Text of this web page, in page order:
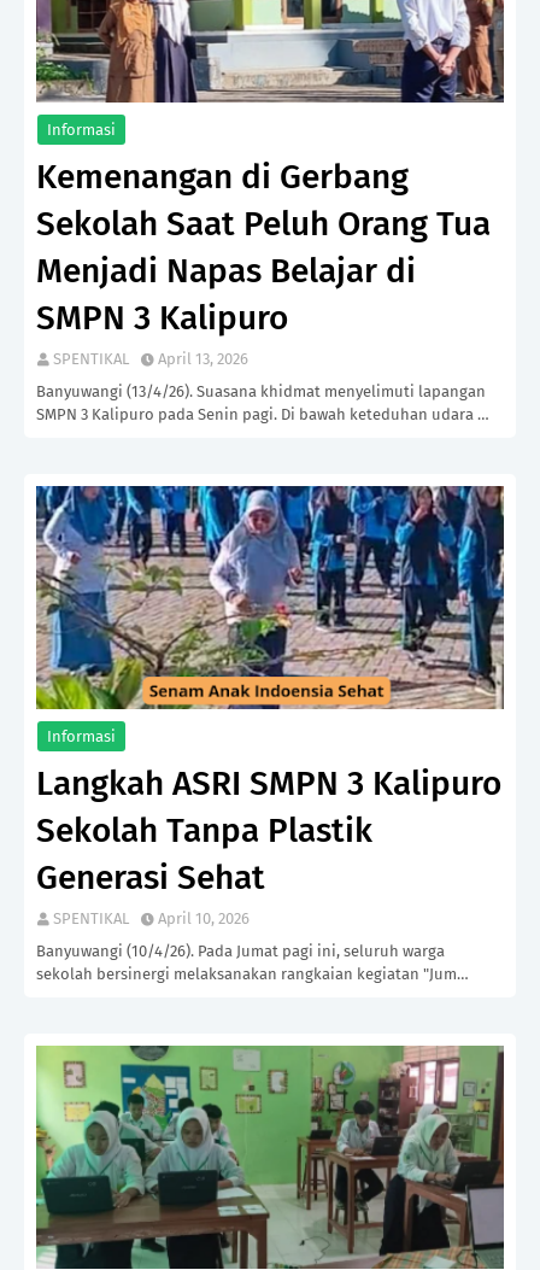
Informasi
Kemenangan di Gerbang
Sekolah Saat Peluh Orang Tua
Menjadi Napas Belajar di
SMPN 3 Kalipuro
SPENTIKAL
April 13, 2026
Banyuwangi (13/4/26). Suasana khidmat menyelimuti lapangan
SMPN 3 Kalipuro pada Senin pagi. Di bawah keteduhan udara …
Informasi
Langkah ASRI SMPN 3 Kalipuro
Sekolah Tanpa Plastik
Generasi Sehat
SPENTIKAL
April 10, 2026
Banyuwangi (10/4/26). Pada Jumat pagi ini, seluruh warga
sekolah bersinergi melaksanakan rangkaian kegiatan "Jum…